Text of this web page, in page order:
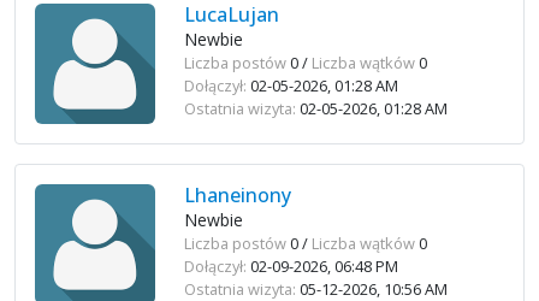
LucaLujan
Newbie
Liczba postów0 / Liczba wątków0
Dołączył: 02-05-2026, 01:28 AM
Ostatnia wizyta: 02-05-2026, 01:28 AM
Lhaneinony
Newbie
Liczba postów0 / Liczba wątków0
Dołączył: 02-09-2026, 06:48 PM
Ostatnia wizyta: 05-12-2026, 10:56 AM